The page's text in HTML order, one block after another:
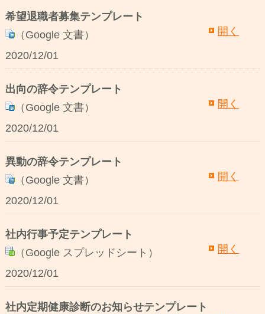
希望退職者募集テンプレート
（Google 文書）
開く
2020/12/01
出向の辞令テンプレート
（Google 文書）
開く
2020/12/01
異動の辞令テンプレート
（Google 文書）
開く
2020/12/01
社内行事予定テンプレート
（Google スプレッドシート）
開く
2020/12/01
社内定期健康診断のお知らせテンプレート